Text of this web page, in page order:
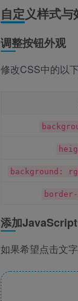
自定义样式与
调整按钮外观
修改CSS中的以
background:
添加JavaScript
如果希望点击文